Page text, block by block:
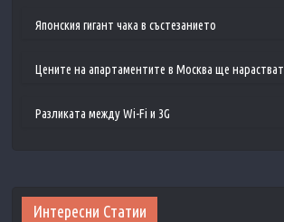
Японския гигант чака в състезанието
Цените на апартаментите в Москва ще нарастват
Разликата между Wi-Fi и 3G
Интересни Статии